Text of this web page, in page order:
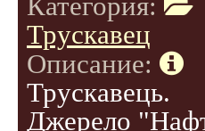
Трускавец
Описание:
Трускавець.
Джерело